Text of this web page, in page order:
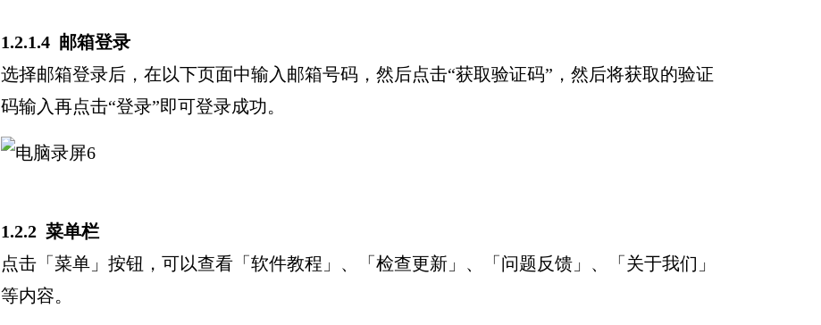
1.2.1.4 邮箱登录
选择邮箱登录后，在以下页面中输入邮箱号码，然后点击“获取验证码”，然后将获取的验证
码输入再点击“登录”即可登录成功。
1.2.2 菜单栏
点击「菜单」按钮，可以查看「软件教程」、「检查更新」、「问题反馈」、「关于我们」
等内容。